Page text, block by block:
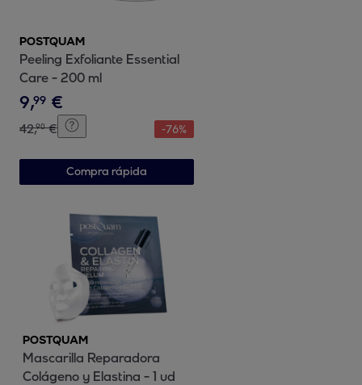
POSTQUAM
Peeling Exfoliante Essential
Care - 200 ml
9,99 €
42,90 € -76%
Compra rápida
POSTQUAM
Mascarilla Reparadora
Colágeno y Elastina - 1 ud